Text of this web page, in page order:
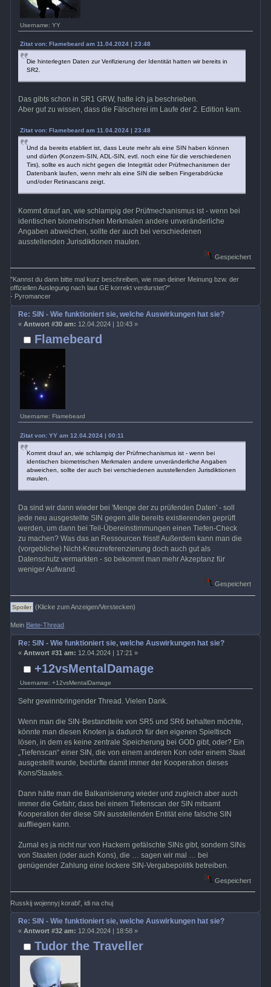
Username: YY
Zitat von: Flamebeard am 11.04.2024 | 23:48
Die hinterlegten Daten zur Verifizierung der Identität hatten wir bereits in
SR2.
Das gibts schon in SR1 GRW, hatte ich ja beschrieben.
Aber gut zu wissen, dass die Fälscherei im Laufe der 2. Edition kam.
Zitat von: Flamebeard am 11.04.2024 | 23:48
Und da bereits etabliert ist, dass Leute mehr als eine SIN haben können
und dürfen (Konzern-SIN, ADL-SIN, evtl. noch eine für die verschiedenen
Tirs), sollte es auch nicht gegen die Integrität oder Prüfmechanismen der
Datenbank laufen, wenn mehr als eine SIN die selben Fingerabdrücke
und/oder Retinascans zeigt.
Kommt drauf an, wie schlampig der Prüfmechanismus ist - wenn bei
identischen biometrischen Merkmalen andere unveränderliche
Angaben abweichen, sollte der auch bei verschiedenen
ausstellenden Jurisdiktionen maulen.
Gespeichert
"Kannst du dann bitte mal kurz beschreiben, wie man deiner Meinung bzw. der
offiziellen Auslegung nach laut GE korrekt verdurstet?"
- Pyromancer
Flamebeard
Username: Flamebeard
Re: SIN - Wie funktioniert sie, welche Auswirkungen hat sie?
« Antwort #30 am: 12.04.2024 | 10:43 »
Zitat von: YY am 12.04.2024 | 00:11
Kommt drauf an, wie schlampig der Prüfmechanismus ist - wenn bei
identischen biometrischen Merkmalen andere unveränderliche Angaben
abweichen, sollte der auch bei verschiedenen ausstellenden Jurisdiktionen
maulen.
Da sind wir dann wieder bei 'Menge der zu prüfenden Daten' - soll
jede neu ausgestellte SIN gegen alle bereits existierenden geprüft
werden, um dann bei Teil-Übereinstimmungen einen Tiefen-Check
zu machen? Was das an Ressourcen frisst! Außerdem kann man die
(vorgebliche) Nicht-Kreuzreferenzierung doch auch gut als
Datenschutz vermarkten - so bekommt man mehr Akzeptanz für
weniger Aufwand.
Gespeichert
(Klicke zum Anzeigen/Verstecken)
Mein Biete-Thread
+12vsMentalDamage
Username: +12vsMentalDamage
Re: SIN - Wie funktioniert sie, welche Auswirkungen hat sie?
« Antwort #31 am: 12.04.2024 | 17:21 »
Sehr gewinnbringender Thread. Vielen Dank.
Wenn man die SIN-Bestandteile von SR5 und SR6 behalten möchte,
könnte man diesen Knoten ja dadurch für den eigenen Spieltisch
lösen, in dem es keine zentrale Speicherung bei GOD gibt, oder? Ein
„Tiefenscan“ einer SIN, die von einem anderen Kon oder einem Staat
ausgestellt wurde, bedürfte damit immer der Kooperation dieses
Kons/Staates.
Dann hätte man die Balkanisierung wieder und zugleich aber auch
immer die Gefahr, dass bei einem Tiefenscan der SIN mitsamt
Kooperation der diese SIN ausstellenden Entität eine falsche SIN
auffliegen kann.
Zumal es ja nicht nur von Hackern gefälschte SINs gibt, sondern SINs
von Staaten (oder auch Kons), die … sagen wir mal … bei
genügender Zahlung eine lockere SIN-Vergabepolitik betreiben.
Gespeichert
Russkij wojennyj korabl', idi na chuj
Tudor the Traveller
Re: SIN - Wie funktioniert sie, welche Auswirkungen hat sie?
« Antwort #32 am: 12.04.2024 | 18:58 »